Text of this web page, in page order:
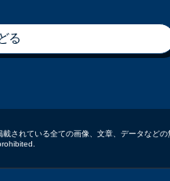
る
れている全ての画像、文章、データなどの